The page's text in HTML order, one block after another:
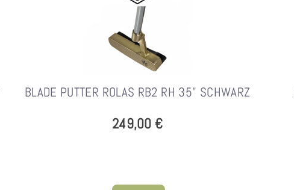
BLADE PUTTER ROLAS RB2 RH 35" SCHWARZ
249,00 €